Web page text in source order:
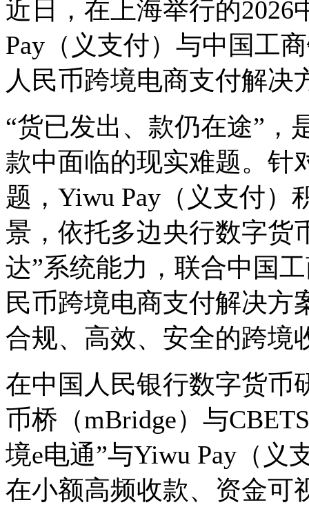
近日，在上海举行的
Pay（义支付）与中国工
人民币跨境电商支付解决
“货已发出、款仍在途”，
款中面临的现实难题。针
题，Yiwu Pay（义支付）
景，依托多边央行数字货
达”系统能力，联合中国
民币跨境电商支付解决方
合规、高效、安全的跨境
在中国人民银行数字货币
币桥（mBridge）与
境e电通”与Yiwu Pay（义
在小额高频收款、资金可